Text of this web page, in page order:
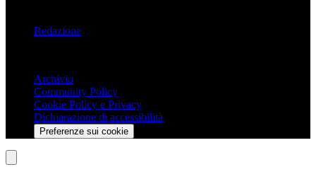
Redazione
Archivio
Community Policy
Cookie Policy e Privacy
Dichiarazione di accessibilità
Preferenze sui cookie